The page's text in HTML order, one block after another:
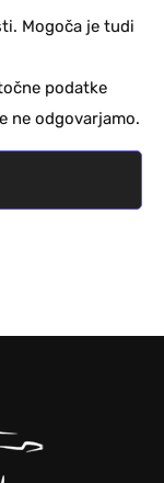
Mogoča je tudi
podatke
ne odgovarjamo.